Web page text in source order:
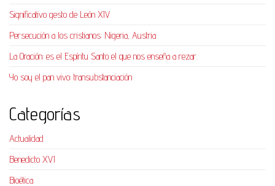
Significativo gesto de León XIV
Persecución a los cristianos: Nigeria, Austria
La Oración: es el Espíritu Santo el que nos enseña a rezar.
Yo soy el pan vivo: transubstanciación
Categorías
Actualidad
Benedicto XVI
Bioética